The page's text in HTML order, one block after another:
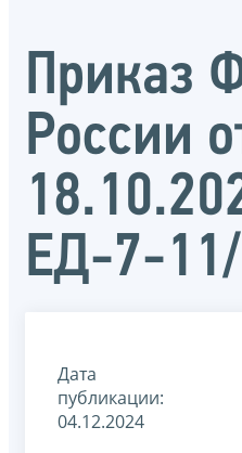
Приказ
России
ЕД-7-
Дата
публикации:
04.12.2024